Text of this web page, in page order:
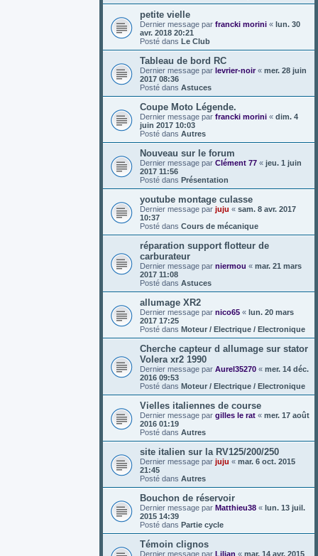
petite vielle
Dernier message par francki morini « lun. 30
avr. 2018 20:21
Posté dans Le Club
Tableau de bord RC
Dernier message par levrier-noir« mer. 28 juin
2017 08:36
Posté dans Astuces
Coupe Moto Légende.
Dernier message par francki morini « dim. 4
juin 2017 10:03
Posté dans Autres
Nouveau sur le forum
Dernier message par Clément 77 « jeu. 1 juin
2017 11:56
Posté dans Présentation
youtube montage culasse
Dernier message par juju « sam. 8 avr. 2017
10:37
Posté dans Cours de mécanique
réparation support flotteur de
carburateur
Dernier message par niermou « mar. 21 mars
2017 11:08
Posté dans Astuces
allumage XR2
Dernier message par nico65 « lun. 20 mars
2017 17:25
Posté dans Moteur / Electrique / Electronique
Cherche capteur d allumage sur stator
Volera xr2 1990
Dernier message par Aurel35270 « mer. 14 déc.
2016 09:53
Posté dans Moteur / Electrique / Electronique
Vielles italiennes de course
Dernier message par gilles le rat « mer. 17 août
2016 01:19
Posté dans Autres
site italien sur la RV125/200/250
Dernier message par juju « mar. 6 oct. 2015
21:45
Posté dans Autres
Bouchon de réservoir
Dernier message par Matthieu38 « lun. 13 juil.
2015 14:39
Posté dans Partie cycle
Témoin clignos
Dernier message par Lilian « mar. 14 avr. 2015